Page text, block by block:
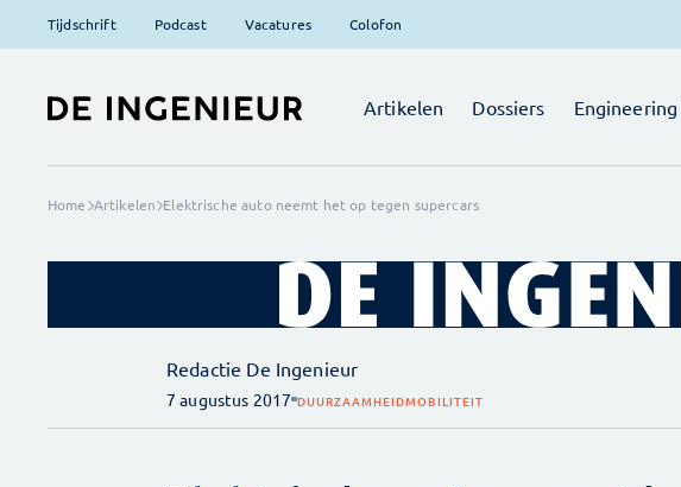
Tijdschrift Podcast Vacatures Colofon
Artikelen Dossiers
Home Artikelen Elektrische auto neemt het op tegen supercars
Redactie De Ingenieur
7 augustus 2017 DUURZAAMHEIDMOBILITEIT